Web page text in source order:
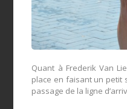
Quant à Frederik Van
place en faisant un petit
passage de la ligne